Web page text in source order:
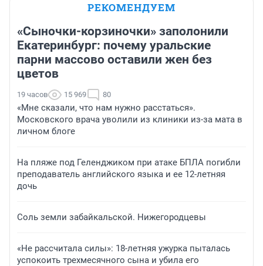
РЕКОМЕНДУЕМ
«Сыночки-корзиночки» заполонили
Екатеринбург: почему уральские
парни массово оставили жен без
цветов
19 часов 15 969 80
«Мне сказали, что нам нужно расстаться».
Московского врача уволили из клиники из-за мата в
личном блоге
На пляже под Геленджиком при атаке БПЛА погибли
преподаватель английского языка и ее 12-летняя
дочь
Соль земли забайкальской. Нижегородцевы
«Не рассчитала силы»: 18-летняя ужурка пыталась
успокоить трехмесячного сына и убила его